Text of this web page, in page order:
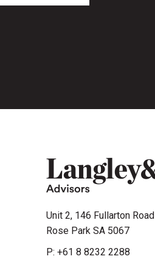
Unit 2, 146 Fullarton Road
Rose Park SA 5067
P: +61 8 8232 2288